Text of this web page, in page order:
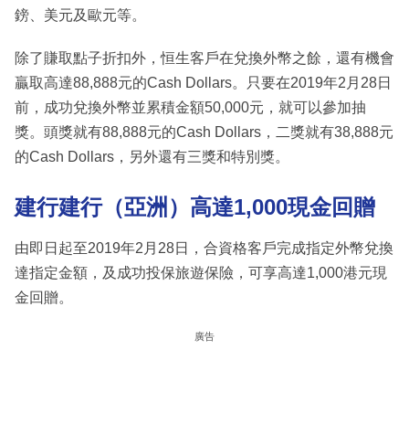
鎊、美元及歐元等。
除了賺取點子折扣外，恒生客戶在兌換外幣之餘，還有機會
贏取高達88,888元的Cash Dollars。只要在2019年2月28日
前，成功兌換外幣並累積金額50,000元，就可以參加抽
獎。頭獎就有88,888元的Cash Dollars，二獎就有38,888元
的Cash Dollars，另外還有三獎和特別獎。
建行建行（亞洲）高達1,000現金回贈
由即日起至2019年2月28日，合資格客戶完成指定外幣兌換
達指定金額，及成功投保旅遊保險，可享高達1,000港元現
金回贈。
廣告